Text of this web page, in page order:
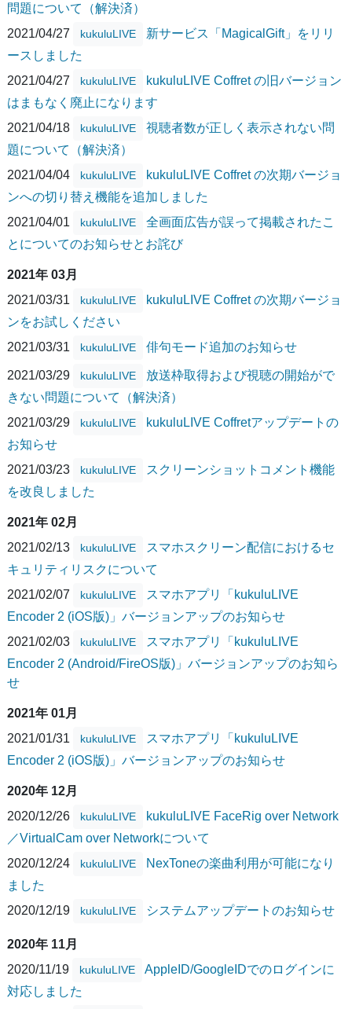
問題について（解決済）
2021/04/27
kukuluLIVE
新サービス「MagicalGift」をリリ
ースしました
2021/04/27
kukuluLIVE
kukuluLIVE Coffret の旧バージョン
はまもなく廃止になります
2021/04/18
kukuluLIVE
視聴者数が正しく表示されない問
題について（解決済）
2021/04/04
kukuluLIVE
kukuluLIVE Coffret の次期バージョ
ンへの切り替え機能を追加しました
2021/04/01
kukuluLIVE
全画面広告が誤って掲載されたこ
とについてのお知らせとお詫び
2021年 03月
2021/03/31
kukuluLIVE
kukuluLIVE Coffret の次期バージョ
ンをお試しください
2021/03/31
kukuluLIVE 俳句モード追加のお知らせ
2021/03/29 kukuluLIVE
放送枠取得および視聴の開始がで
きない問題について（解決済）
2021/03/29
kukuluLIVE
kukuluLIVE Coffretアップデートの
お知らせ
2021/03/23
kukuluLIVE
スクリーンショットコメント機能
を改良しました
2021年 02月
2021/02/13
kukuluLIVE
スマホスクリーン配信におけるセ
キュリティリスクについて
2021/02/07
kukuluLIVE
スマホアプリ「kukuluLIVE
Encoder 2 (iOS版)」バージョンアップのお知らせ
2021/02/03
kukuluLIVE
スマホアプリ「kukuluLIVE
Encoder 2 (Android/FireOS版)」バージョンアップのお知ら
せ
2021年 01月
2021/01/31
kukuluLIVE
スマホアプリ「kukuluLIVE
Encoder 2 (iOS版)」バージョンアップのお知らせ
2020年 12月
2020/12/26
kukuluLIVE
kukuluLIVE FaceRig over Network
／VirtualCam over Networkについて
2020/12/24
kukuluLIVE
NexToneの楽曲利用が可能になり
ました
2020/12/19
kukuluLIVE システムアップデートのお知らせ
2020年 11月
2020/11/19
kukuluLIVE
AppleID/GoogleIDでのログインに
対応しました